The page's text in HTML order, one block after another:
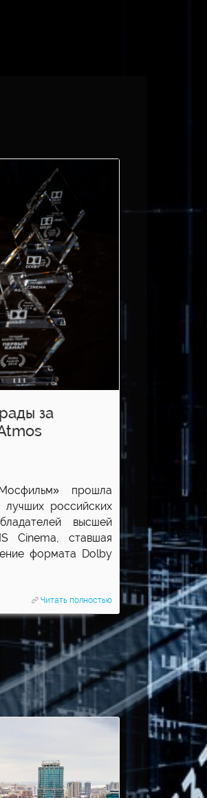
за
прошла
лучших российских
высшей
Cinema, ставшая
формата Dolby
Читать полностью